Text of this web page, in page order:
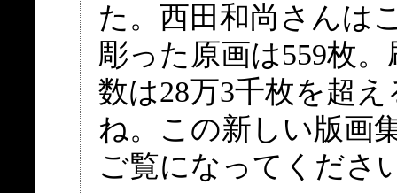
た。西田和尚さんは
彫った原画は559枚
数は28万3千枚を超
ね。この新しい版画
ご覧になってくださ